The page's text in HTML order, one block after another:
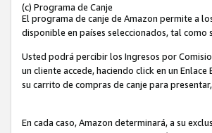
(c) Programa de Canje
El programa de canje de Amazon permite a
disponible en países seleccionados, tal como
Usted podrá percibir los Ingresos por
un cliente accede, haciendo click en un
su carrito de compras de canje para
En cada caso, Amazon determinará, a su